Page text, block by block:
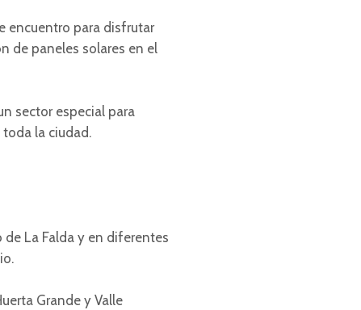
encuentro para disfrutar
de paneles solares en el
sector especial para
la ciudad.
de La Falda y en diferentes
Grande y Valle